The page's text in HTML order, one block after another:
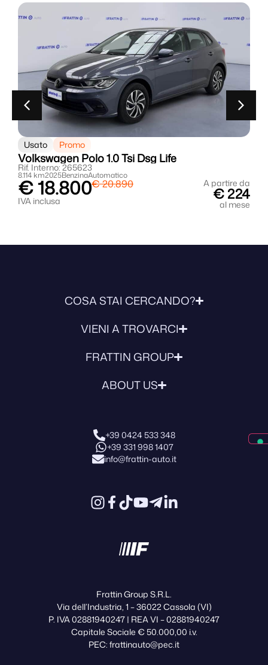
Usato Promo
Volkswagen Polo 1.0 Tsi Dsg Life
Rif. Interno: 265623
8.114 km2025BenzinaAutomatico
€ 18.800€ 20.890
IVA inclusa
A partire da
€ 224
al mese
COSA STAI CERCANDO?
VIENI A TROVARCI
FRATTIN GROUP
ABOUT US
+39 0424 533 348
+39 331 998 1407
info@frattin-auto.it
Frattin Group S.R.L.
Via dell’Industria, 1 – 36022 Cassola (VI)
P. IVA 02881940247 | REA VI – 02881940247
Capitale Sociale € 50.000,00 i.v.
PEC: frattinauto@pec.it